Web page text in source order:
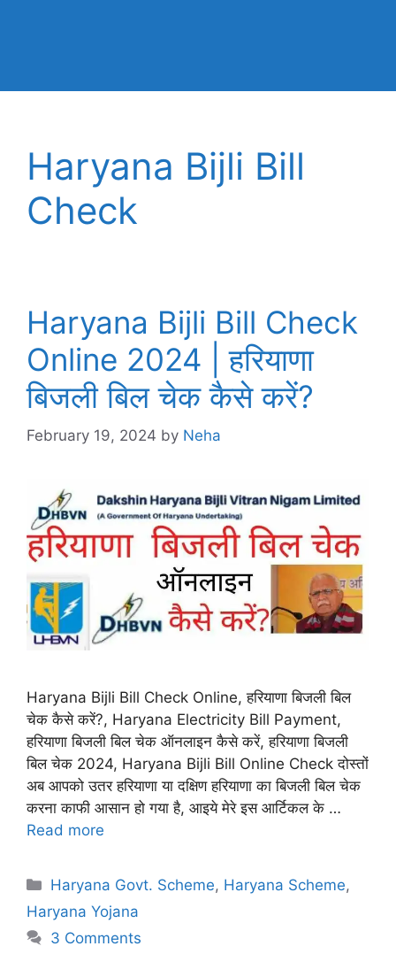
Haryana Bijli Bill
Check
Haryana Bijli Bill Check
Online 2024 | हरियाणा
बिजली बिल चेक कैसे करें?
February 19, 2024 by Neha
Haryana Bijli Bill Check Online, हरियाणा बिजली बिल
चेक कैसे करें?, Haryana Electricity Bill Payment,
हरियाणा बिजली बिल चेक ऑनलाइन कैसे करें, हरियाणा बिजली
बिल चेक 2024, Haryana Bijli Bill Online Check दोस्तों
अब आपको उतर हरियाणा या दक्षिण हरियाणा का बिजली बिल चेक
करना काफी आसान हो गया है, आइये मेरे इस आर्टिकल के …
Read more
Categories
Haryana Govt. Scheme, Haryana Scheme,
Haryana Yojana
3 Comments